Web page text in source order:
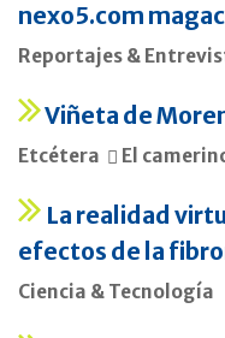
nexo5.com
Reportajes &
Viñeta de
Etcétera El
La realidad
efectos de la
Ciencia & Tecnología